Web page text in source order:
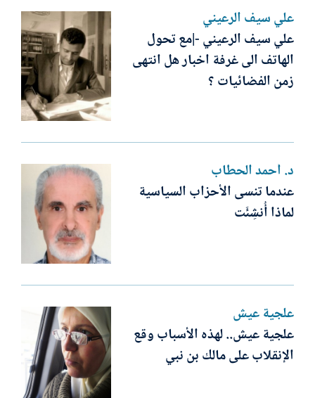
علي سيف الرعيني
علي سيف الرعيني -|مع تحول
الهاتف الى غرفة اخبار هل انتهى
زمن الفضائيات ؟
د. أحمد الحطاب
عندما تنسى الأحزاب السياسية
لماذا أُنشِئَت
علجية عيش
علجية عيش.. لهذه الأسباب وقع
الإنقلاب على مالك بن نبي